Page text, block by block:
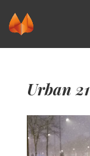
Urban 21